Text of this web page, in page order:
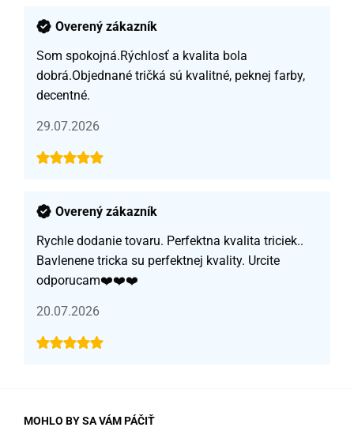
Overený zákazník
Som spokojná.Rýchlosť a kvalita bola
dobrá.Objednané tričká sú kvalitné, peknej farby,
decentné.
29.07.2026
Overený zákazník
Rychle dodanie tovaru. Perfektna kvalita triciek..
Bavlenene tricka su perfektnej kvality. Urcite
odporucam❤️❤️❤️
20.07.2026
MOHLO BY SA VÁM PÁČIŤ